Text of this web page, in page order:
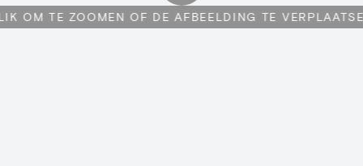
OM TE ZOOMEN OF DE AFBEELDING TE